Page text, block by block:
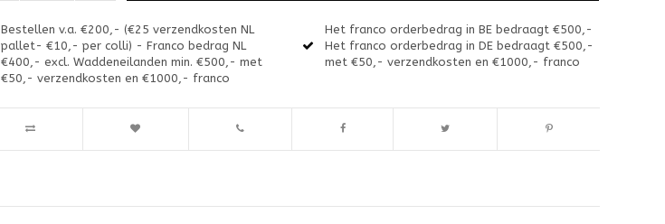
Bestellen v.a. €200,- (€25 verzendkosten NL
pallet- €10,- per colli) - Franco bedrag NL
€400,- excl. Waddeneilanden min. €500,- met
€50,- verzendkosten en €1000,- franco
Het franco orderbedrag in BE bedraagt €500,-
Het franco orderbedrag in DE bedraagt €500,-
met €50,- verzendkosten en €1000,- franco